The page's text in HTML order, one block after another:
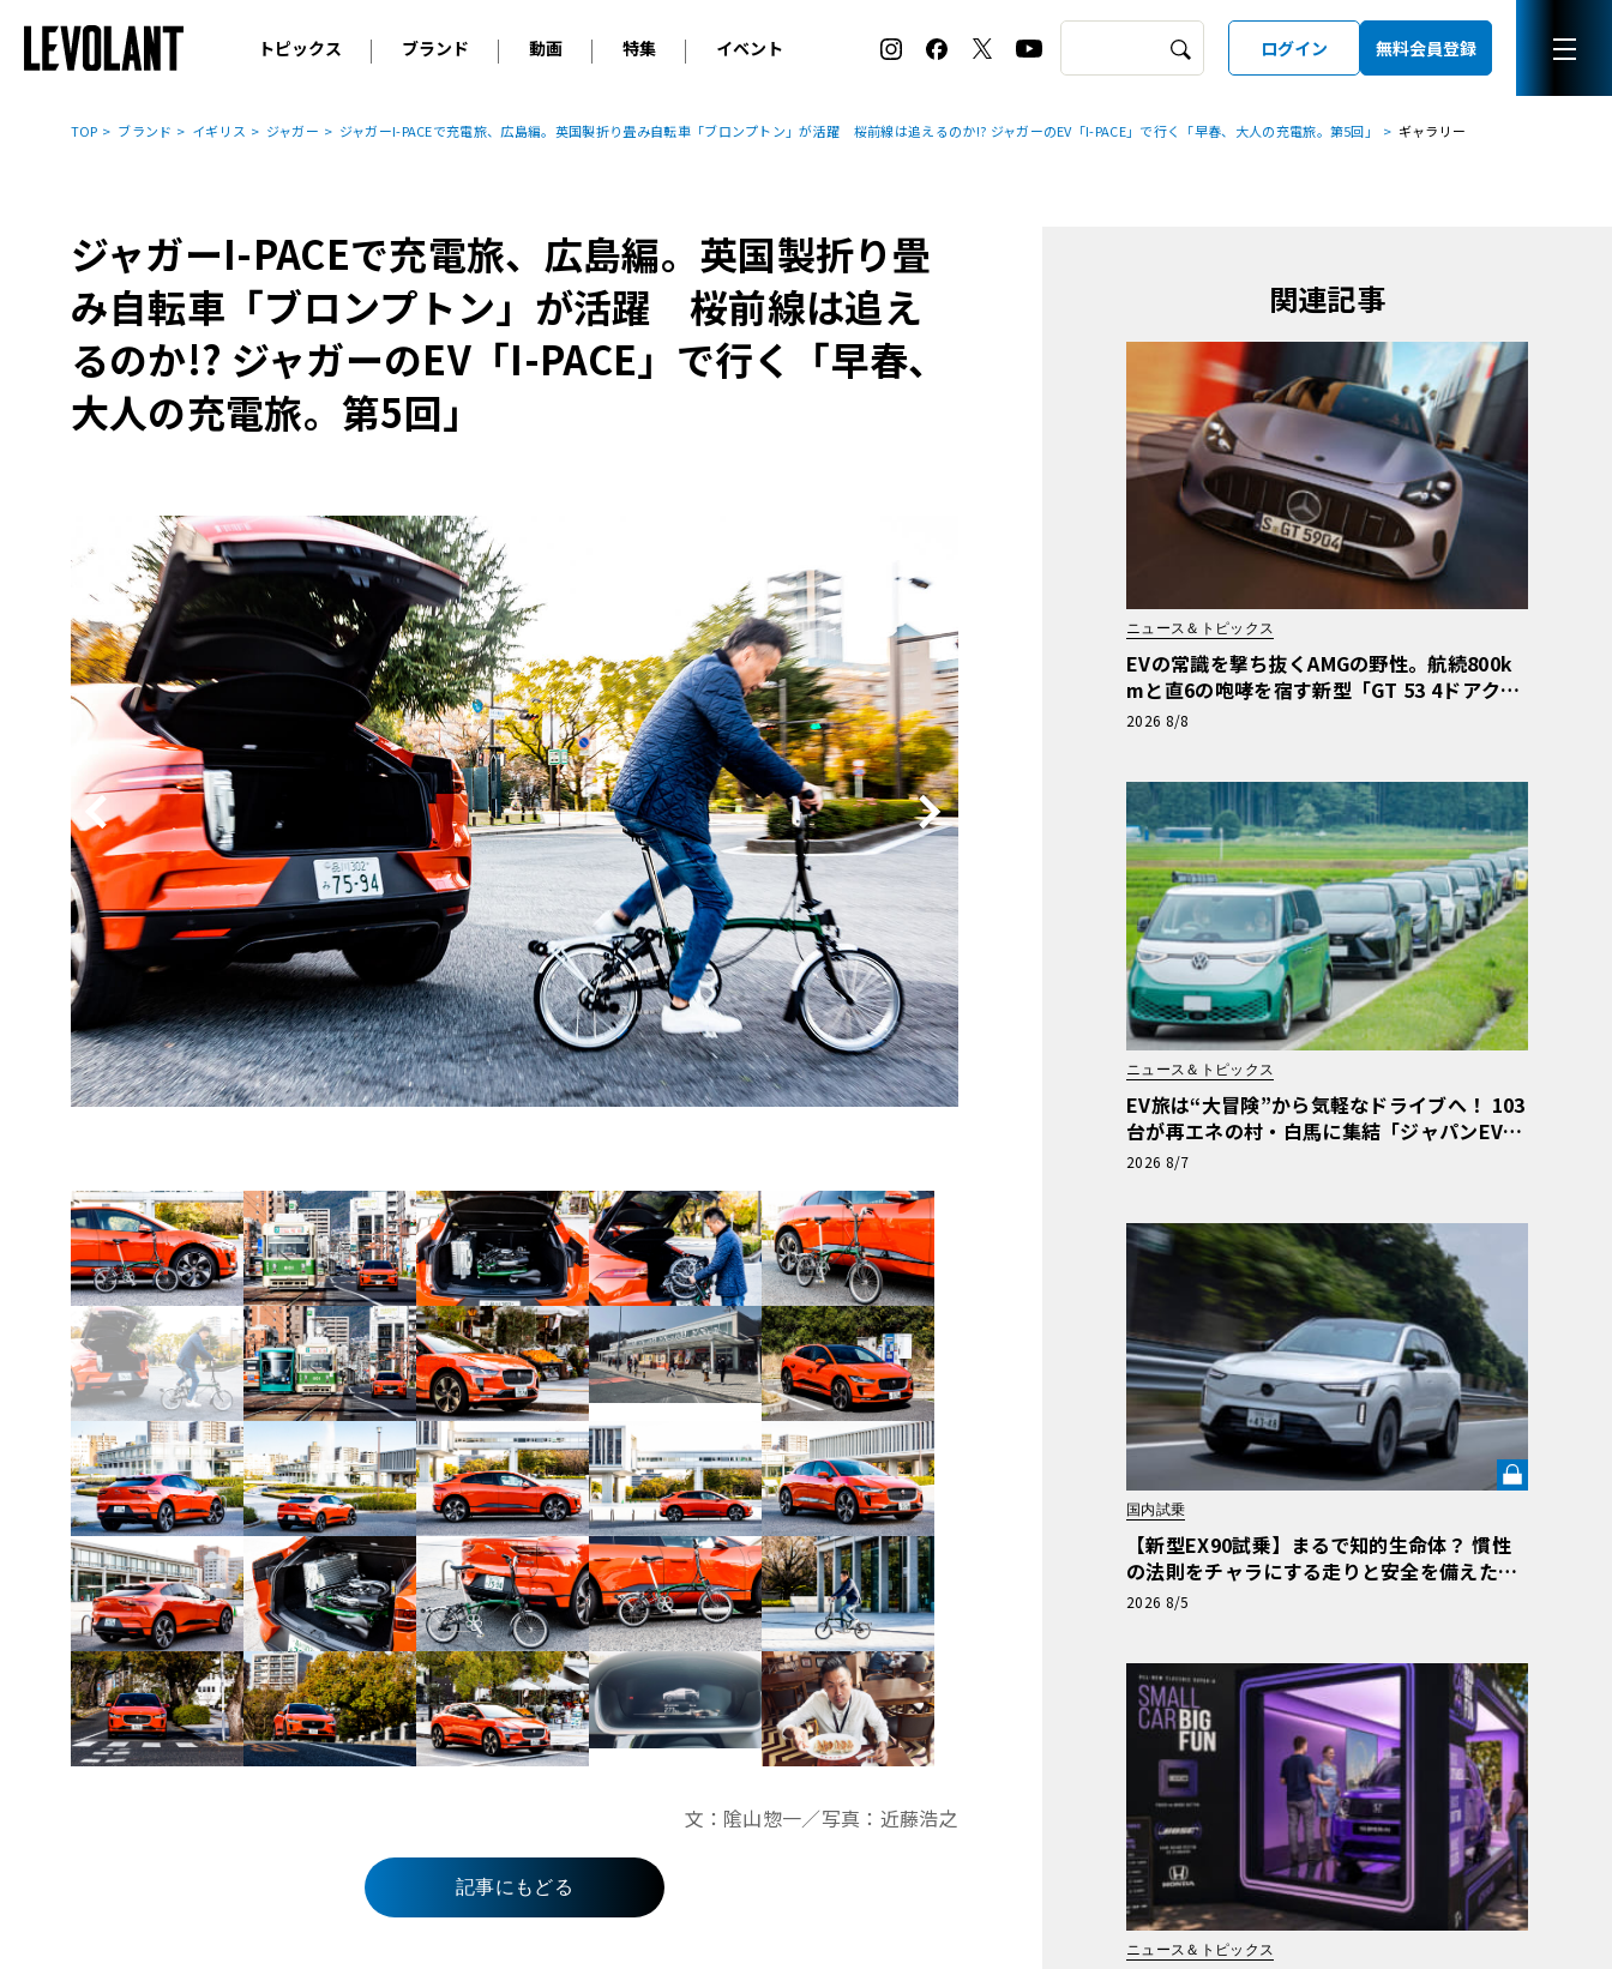
トピックス
ニュース
コラム
ブランド
輸入車 アウディ BMW
アルピナ
プジョー
ルノー
アバルト
アルファ・ロメオ
フェラーリ
フィアット
ランボルギーニ
マセラティ
アストン・マーティン
ベントレー
ケータハム
ジャガー
BYD
その他
国産車 レクサス トヨタ
日産
ホンダ
スバル
マツダ
三菱
ダイハツ
スズキ
光岡
その他
動画
オリジナル動画
特集
2026 サマータイヤ＆ホイール バイヤーズガイド
ホイールカタログ
タイヤ特集
イベント
ル・ボラン カーズ・ミート2026横浜
EV:LIFE KOBE 2025
ル・ボラン カーズ・ミート2025横浜
ログイン 無料会員登録
TOP ブランド イギリス ジャガー ジャガーI-PACEで充電旅、広島編。英国製折り畳み自転車「ブロンプトン」が活躍 桜前線は追えるのか!? ジャガーのEV「I-PACE」で行く「早春、大人の充電旅。第5回」 ギャラリー
ジャガーI-PACEで充電旅、広島編。英国製折り畳
み自転車「ブロンプトン」が活躍 桜前線は追え
るのか!? ジャガーのEV「I-PACE」で行く「早春、
大人の充電旅。第5回」
文：隂山惣一／写真：近藤浩之
記事にもどる
関連記事
ニュース＆トピックス
EVの常識を撃ち抜くAMGの野性。航続800k
mと直6の咆哮を宿す新型「GT 53 4ドアクー
ペ」
2026 8/8
ニュース＆トピックス
EV旅は“大冒険”から気軽なドライブへ！ 103
台が再エネの村・白馬に集結「ジャパンEVラ
リー2026」体験記
2026 8/7
国内試乗
【新型EX90試乗】まるで知的生命体？ 慣性
の法則をチャラにする走りと安全を備えた、
ボルボ新旗艦EVの結論《LE VOLANT LAB》
2026 8/5
ニュース＆トピックス